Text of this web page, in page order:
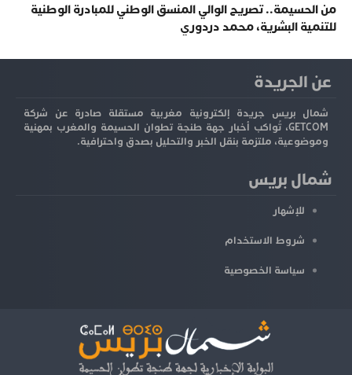
من الحسيمة.. تصريح الوالي المنسق الوطني للمبادرة الوطنية
للتنمية البشرية، محمد دردوري
عن الجريدة
شمال بريس جريدة إلكترونية مغربية مستقلة صادرة عن شركة
GETCOM، تُواكب أخبار جهة طنجة تطوان الحسيمة والمغرب بمهنية
وموضوعية، ملتزمة بنقل الخبر والتحليل بصدق واحترافية.
شمال بريس
للإشهار
شروط الاستخدام
سياسة الخصوصية